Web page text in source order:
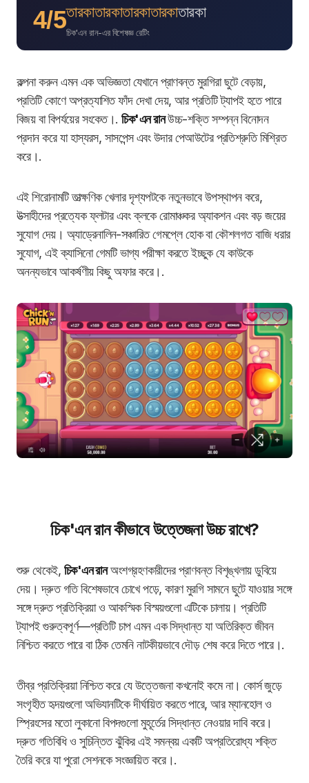
4/5তারকাতারকাতারকাতারকাতারকা
চিক'এন রান-এর বিশেষজ্ঞ রেটিং
কল্পনা করুন এমন এক অভিজ্ঞতা যেখানে প্রাণবন্ত মুরগিরা ছুটে বেড়ায়,
প্রতিটি কোণে অপ্রত্যাশিত ফাঁদ দেখা দেয়, আর প্রতিটি ট্যাপই হতে পারে
বিজয় বা বিপর্যয়ের সংকেত।.চিক'এন রানউচ্চ-শক্তি সম্পন্ন বিনোদন
প্রদান করে যা হাস্যরস, সাসপেন্স এবং উদার পেআউটের প্রতিশ্রুতি মিশ্রিত
করে।.
এই শিরোনামটি তাত্ক্ষণিক খেলার দৃশ্যপটকে নতুনভাবে উপস্থাপন করে,
উত্সাহীদের প্রত্যেক ফ্লটার এবং ক্লকে রোমাঞ্চকর অ্যাকশন এবং বড় জয়ের
সুযোগ দেয়। অ্যাড্রেনালিন-সঞ্চারিত গেমপ্লে হোক বা কৌশলগত বাজি ধরার
সুযোগ, এই ক্যাসিনো গেমটি ভাগ্য পরীক্ষা করতে ইচ্ছুক যে কাউকে
অনন্যভাবে আকর্ষণীয় কিছু অফার করে।.
চিক'এন রান কীভাবে উত্তেজনা উচ্চ রাখে?
শুরু থেকেই, চিক'এন রানঅংশগ্রহণকারীদের প্রাণবন্ত বিশৃঙ্খলায় ডুবিয়ে
দেয়। দ্রুত গতি বিশেষভাবে চোখে পড়ে, কারণ মুরগি সামনে ছুটে যাওয়ার সঙ্গে
সঙ্গে দ্রুত প্রতিক্রিয়া ও আকস্মিক বিস্ময়গুলো এটিকে চালায়। প্রতিটি
ট্যাপই গুরুত্বপূর্ণ—প্রতিটি চাপ এমন এক সিদ্ধান্ত যা অতিরিক্ত জীবন
নিশ্চিত করতে পারে বা ঠিক তেমনি নাটকীয়ভাবে দৌড় শেষ করে দিতে পারে।.
তীব্র প্রতিক্রিয়া নিশ্চিত করে যে উত্তেজনা কখনোই কমে না। কোর্স জুড়ে
সংগৃহীত হৃদয়গুলো অভিযানটিকে দীর্ঘায়িত করতে পারে, আর ম্যানহোল ও
স্প্রিংসের মতো লুকানো বিপদগুলো মুহূর্তের সিদ্ধান্ত নেওয়ার দাবি করে।
দ্রুত গতিবিধি ও সুচিন্তিত ঝুঁকির এই সমন্বয় একটি অপ্রতিরোধ্য শক্তি
তৈরি করে যা পুরো সেশনকে সংজ্ঞায়িত করে।.